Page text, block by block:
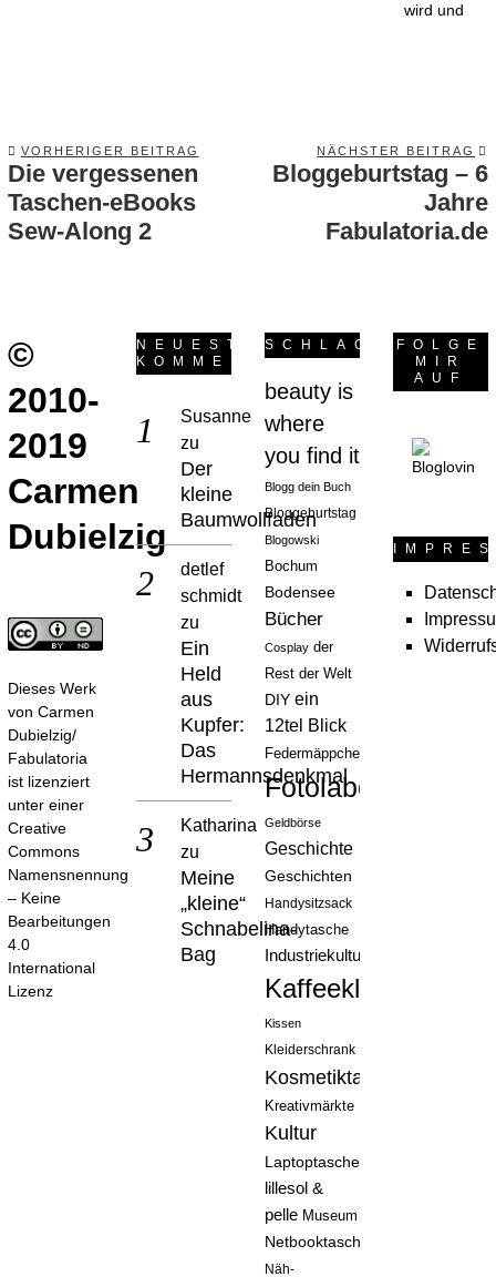
wird und
VORHERIGER BEITRAG
Previous
post:
Die vergessenen
Taschen-eBooks
Sew-Along 2
NÄCHSTER BEITRAG
Bloggeburtstag – 6
Jahre
Fabulatoria.de
©
2010-
2019
Carmen
Dubielzig
Dieses Werk
von Carmen
Dubielzig/
Fabulatoria
ist lizenziert
unter einer
Creative
Commons
Namensnennung
– Keine
Bearbeitungen
4.0
International
Lizenz
NEUESTE
KOMMENTARE
Susanne
zu
Der
kleine
Baumwollfaden
detlef
schmidt
zu
Ein
Held
aus
Kupfer:
Das
Hermannsdenkmal
Katharina
zu
Meine
„kleine“
Schnabelina-
Bag
SCHLAGWÖRTER
beauty is
where
you find it
Blogg dein Buch
Bloggeburtstag
Blogowski
Bochum
Bodensee
Bücher
Cosplay der
Rest der Welt
DIY ein
12tel Blick
Federmäppchen
Fotolabor
Geldbörse
Geschichte
Geschichten
Handysitzsack
Handytasche
Industriekultur
Kaffeeklatsch
Kissen
Kleiderschrank
Kosmetiktasche
Kreativmärkte
Kultur
Laptoptasche
lillesol &
pelle Museum
Netbooktasche
Näh-
FOLGE
MIR
AUF